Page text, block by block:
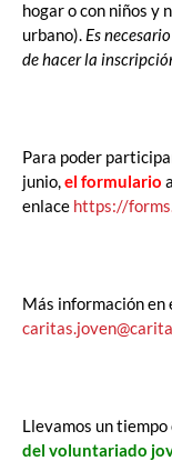
hogar o con niños y
urbano). Es
de hacer la
Para poder
junio,el formulario
enlace https://
Más información en
Llevamos un
del voluntariado